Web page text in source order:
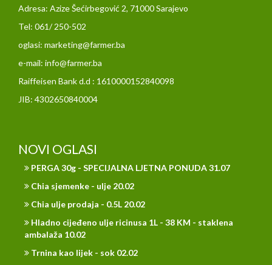
Adresa: Azize Šećirbegović 2, 71000 Sarajevo
Tel: 061/ 250-502
oglasi: marketing@farmer.ba
e-mail: info@farmer.ba
Raiffeisen Bank d.d : 1610000152840098
JIB: 4302650840004
NOVI OGLASI
PERGA 30g - SPECIJALNA LJETNA PONUDA 31.07
Chia sjemenke - ulje 20.02
Chia ulje prodaja - 0.5L 20.02
Hladno cijeđeno ulje ricinusa 1L - 38 KM - staklena
ambalaža 10.02
Trnina kao lijek - sok 02.02